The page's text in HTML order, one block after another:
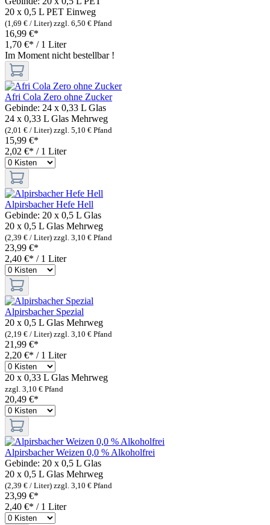
20 x 0,5 L PET Einweg
(1,69 € / Liter) zzgl. 6,50 € Pfand
16,99 €*
1,70 €* / 1 Liter
Im Moment nicht bestellbar !
Afri Cola Zero ohne Zucker
Gebinde: 24 x 0,33 L Glas
24 x 0,33 L Glas Mehrweg
(2,01 € / Liter) zzgl. 5,10 € Pfand
15,99 €*
2,02 €* / 1 Liter
Alpirsbacher Hefe Hell
Gebinde: 20 x 0,5 L Glas
20 x 0,5 L Glas Mehrweg
(2,39 € / Liter) zzgl. 3,10 € Pfand
23,99 €*
2,40 €* / 1 Liter
Alpirsbacher Spezial
20 x 0,5 L Glas Mehrweg
(2,19 € / Liter) zzgl. 3,10 € Pfand
21,99 €*
2,20 €* / 1 Liter
20 x 0,33 L Glas Mehrweg
zzgl. 3,10 € Pfand
20,49 €*
Alpirsbacher Weizen 0,0 % Alkoholfrei
Gebinde: 20 x 0,5 L Glas
20 x 0,5 L Glas Mehrweg
(2,39 € / Liter) zzgl. 3,10 € Pfand
23,99 €*
2,40 €* / 1 Liter